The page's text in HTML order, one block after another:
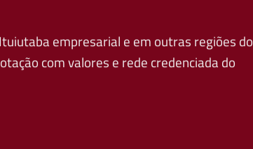
empresarial e em outras regiões do
com valores e rede credenciada do